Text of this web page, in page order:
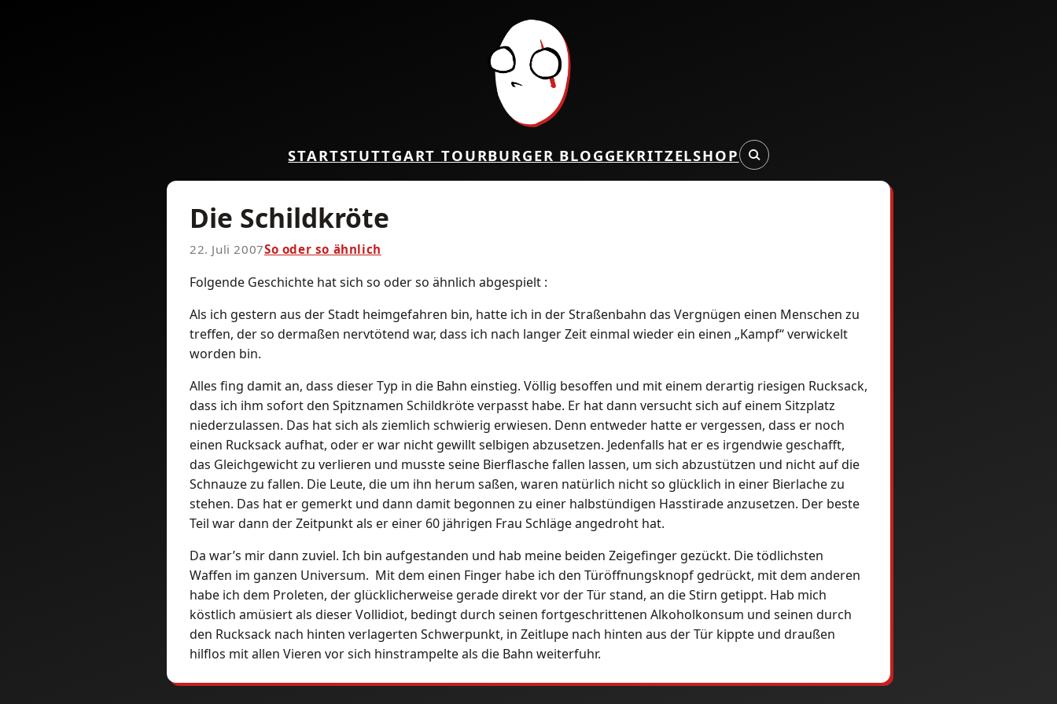
STARTSTUTTGART TOURBURGER BLOGGEKRITZELSHOP
Die Schildkröte
22. Juli 2007So oder so ähnlich
Folgende Geschichte hat sich so oder so ähnlich abgespielt :
Als ich gestern aus der Stadt heimgefahren bin, hatte ich in der Straßenbahn das Vergnügen einen Menschen zu
treffen, der so dermaßen nervtötend war, dass ich nach langer Zeit einmal wieder ein einen „Kampf“ verwickelt
worden bin.
Alles fing damit an, dass dieser Typ in die Bahn einstieg. Völlig besoffen und mit einem derartig riesigen Rucksack,
dass ich ihm sofort den Spitznamen Schildkröte verpasst habe. Er hat dann versucht sich auf einem Sitzplatz
niederzulassen. Das hat sich als ziemlich schwierig erwiesen. Denn entweder hatte er vergessen, dass er noch
einen Rucksack aufhat, oder er war nicht gewillt selbigen abzusetzen. Jedenfalls hat er es irgendwie geschafft,
das Gleichgewicht zu verlieren und musste seine Bierflasche fallen lassen, um sich abzustützen und nicht auf die
Schnauze zu fallen. Die Leute, die um ihn herum saßen, waren natürlich nicht so glücklich in einer Bierlache zu
stehen. Das hat er gemerkt und dann damit begonnen zu einer halbstündigen Hasstirade anzusetzen. Der beste
Teil war dann der Zeitpunkt als er einer 60 jährigen Frau Schläge angedroht hat.
Da war’s mir dann zuviel. Ich bin aufgestanden und hab meine beiden Zeigefinger gezückt. Die tödlichsten
Waffen im ganzen Universum. Mit dem einen Finger habe ich den Türöffnungsknopf gedrückt, mit dem anderen
habe ich dem Proleten, der glücklicherweise gerade direkt vor der Tür stand, an die Stirn getippt. Hab mich
köstlich amüsiert als dieser Vollidiot, bedingt durch seinen fortgeschrittenen Alkoholkonsum und seinen durch
den Rucksack nach hinten verlagerten Schwerpunkt, in Zeitlupe nach hinten aus der Tür kippte und draußen
hilflos mit allen Vieren vor sich hinstrampelte als die Bahn weiterfuhr.